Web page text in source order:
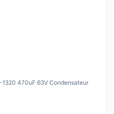
470uF 63V Condensateur